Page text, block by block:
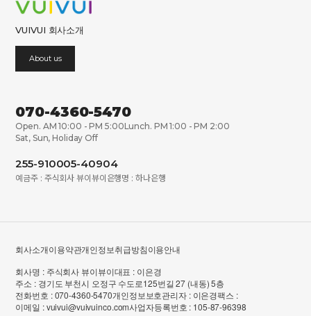
VUIVUI 회사소개
About us
070-4360-5470
Open. AM 10:00 - PM 5:00Lunch. PM 1:00 - PM 2:00
Sat, Sun, Holiday Off
255-910005-40904
예금주 : 주식회사 뷰이뷰이은행명 : 하나은행
회사소개이용약관개인정보취급방침이용안내
회사명 : 주식회사 뷰이뷰이대표 : 이은경
주소 : 경기도 부천시 오정구 수도로125번길 27 (내동) 5층
전화번호 : 070-4360-5470개인정보보호관리자 : 이은경팩스 :
이메일 : vuivui@vuivuinco.com사업자등록번호 : 105-87-96398